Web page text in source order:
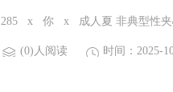
285 x 你 x 成人夏 非典型性夹
(0)人阅读 时间：2025-